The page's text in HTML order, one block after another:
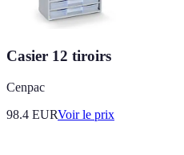
Casier 12 tiroirs
Cenpac
98.4 EURVoir le prix